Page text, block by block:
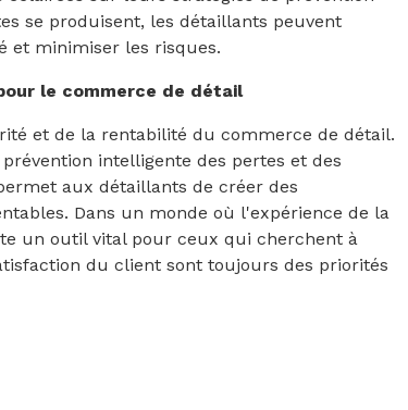
se produisent, les détaillants peuvent
et minimiser les risques.
le commerce de détail
et de la rentabilité du commerce de détail.
intelligente des pertes et des
aux détaillants de créer des
Dans un monde où l'expérience de la
un outil vital pour ceux qui cherchent à
du client sont toujours des priorités